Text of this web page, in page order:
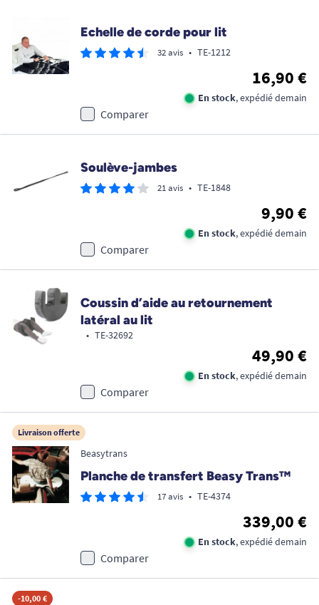
Echelle de corde pour lit
32 avis • TE-1212
16,90 €
En stock, expédié demain
Comparer
Soulève-jambes
21 avis • TE-1848
9,90 €
En stock, expédié demain
Comparer
Coussin d’aide au retournement
latéral au lit
• TE-32692
49,90 €
En stock, expédié demain
Comparer
Livraison offerte
Beasytrans
Planche de transfert Beasy Trans™
17 avis • TE-4374
339,00 €
En stock, expédié demain
Comparer
-10,00 €